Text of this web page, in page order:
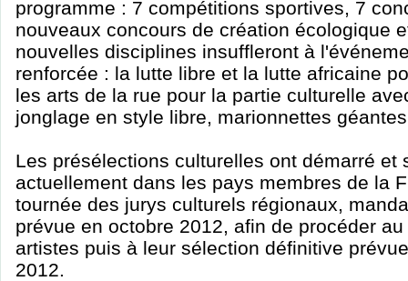
programme : 7 compétitions sportives, 7
nouveaux concours de création écologique
nouvelles disciplines insuffleront à
renforcée : la lutte libre et la lutte africaine
les arts de la rue pour la partie culturelle
jonglage en style libre, marionnettes
Les présélections culturelles ont démarré et
actuellement dans les pays membres de la
tournée des jurys culturels régionaux,
prévue en octobre 2012, afin de procéder
artistes puis à leur sélection définitive
2012.